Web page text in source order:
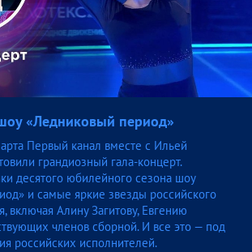
«Ледниковый период»
Первый канал вместе с Ильей
грандиозный гала-концерт.
десятого юбилейного сезона шоу
и самые яркие звезды российского
включая Алину Загитову, Евгению
членов сборной. И все это — под
российских исполнителей.